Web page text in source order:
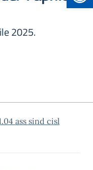
2025.
ass sind cisl